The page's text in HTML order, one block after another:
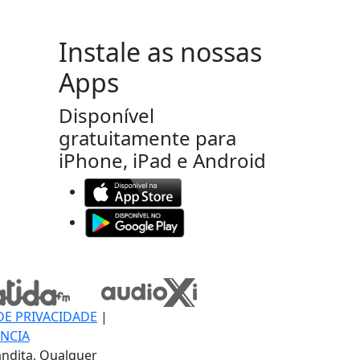
Instale as nossas
Apps
Disponível
gratuitamente para
iPhone, iPad e Android
PRIVACIDADE |
Qualquer